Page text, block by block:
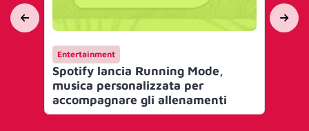
Entertainment
Spotify lancia Running Mode,
musica personalizzata per
accompagnare gli allenamenti